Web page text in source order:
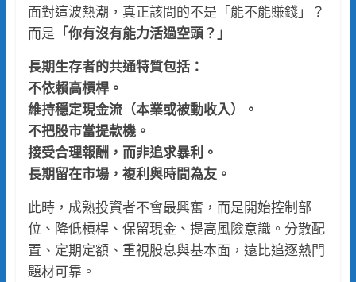
面對這波熱潮，真正該問的不是「能不能賺錢」？
而是 「你有沒有能力活過空頭？」
長期生存者的共通特質包括：
不依賴高槓桿。
維持穩定現金流（本業或被動收入）。
不把股市當提款機。
接受合理報酬，而非追求暴利。
長期留在市場，複利與時間為友。
此時，成熟投資者不會最興奮，而是開始控制部
位、降低槓桿、保留現金、提高風險意識。分散配
置、定期定額、重視股息與基本面，遠比追逐熱門
題材可靠。